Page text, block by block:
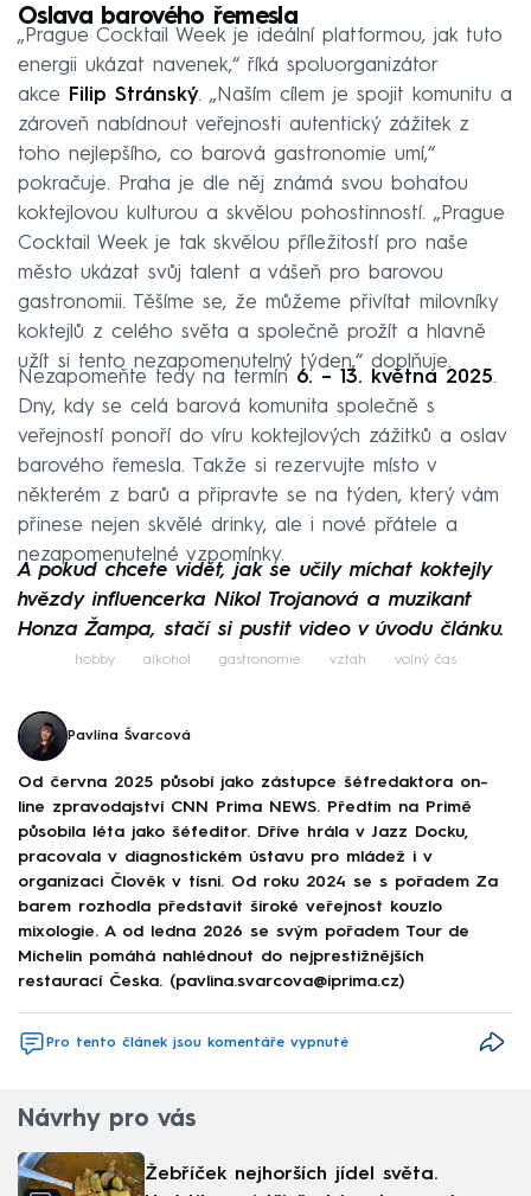
Oslava barového řemesla
„Prague Cocktail Week je ideální platformou, jak tuto
energii ukázat navenek,“ říká spoluorganizátor
akce
Filip Stránský. „Naším cílem je spojit komunitu a
zároveň nabídnout veřejnosti autentický zážitek z
toho nejlepšího, co barová gastronomie umí,“
pokračuje. Praha je dle něj známá svou bohatou
koktejlovou kulturou a skvělou pohostinností. „Prague
Cocktail Week je tak skvělou příležitostí pro naše
město ukázat svůj talent a vášeň pro barovou
gastronomii. Těšíme se, že můžeme přivítat milovníky
koktejlů z celého světa a společně prožít a hlavně
užít si tento nezapomenutelný týden,“ doplňuje.
Nezapomeňte tedy na termín 6. – 13. května 2025.
Dny, kdy se celá barová komunita společně s
veřejností ponoří do víru koktejlových zážitků a oslav
barového řemesla. Takže si rezervujte místo v
některém z barů a připravte se na týden, který vám
přinese nejen skvělé drinky, ale i nové přátele a
nezapomenutelné vzpomínky.
A pokud chcete vidět, jak se učily míchat koktejly
hvězdy influencerka Nikol Trojanová a muzikant
Honza Žampa, stačí si pustit video v úvodu článku.
hobby alkohol gastronomie vztah volný čas
Pavlína Švarcová
Od června 2025 působí jako zástupce šéfredaktora on-
line zpravodajství CNN Prima NEWS. Předtím na Primě
působila léta jako šéfeditor. Dříve hrála v Jazz Docku,
pracovala v diagnostickém ústavu pro mládež i v
organizaci Člověk v tísni. Od roku 2024 se s pořadem Za
barem rozhodla představit široké veřejnost kouzlo
mixologie. A od ledna 2026 se svým pořadem Tour de
Michelin pomáhá nahlédnout do nejprestižnějších
restaurací Česka. (pavlina.svarcova@iprima.cz)
Pro tento článek jsou komentáře vypnuté
Návrhy pro vás
Žebříček nejhorších jídel světa.